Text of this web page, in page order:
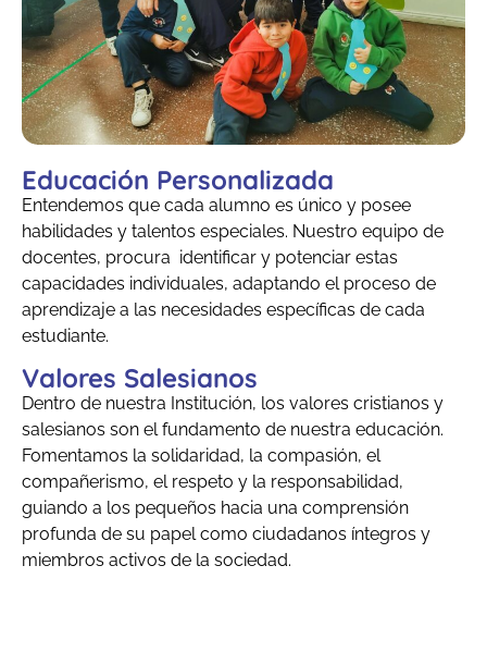
Educación Personalizada
Entendemos que cada alumno es único y posee
habilidades y talentos especiales. Nuestro equipo de
docentes, procura identificar y potenciar estas
capacidades individuales, adaptando el proceso de
aprendizaje a las necesidades específicas de cada
estudiante.
Valores Salesianos
Dentro de nuestra Institución, los valores cristianos y
salesianos son el fundamento de nuestra educación.
Fomentamos la solidaridad, la compasión, el
compañerismo, el respeto y la responsabilidad,
guiando a los pequeños hacia una comprensión
profunda de su papel como ciudadanos íntegros y
miembros activos de la sociedad.